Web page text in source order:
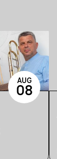
AUG
08